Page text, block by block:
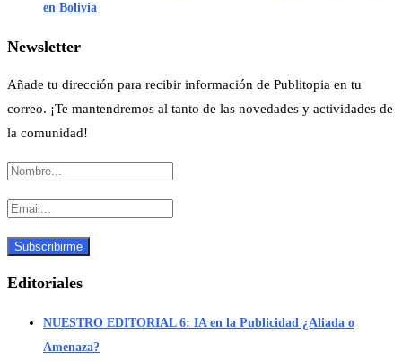
en Bolivia
Newsletter
Añade tu dirección para recibir información de Publitopia en tu
correo. ¡Te mantendremos al tanto de las novedades y actividades de
la comunidad!
Editoriales
NUESTRO EDITORIAL 6: IA en la Publicidad ¿Aliada o
Amenaza?